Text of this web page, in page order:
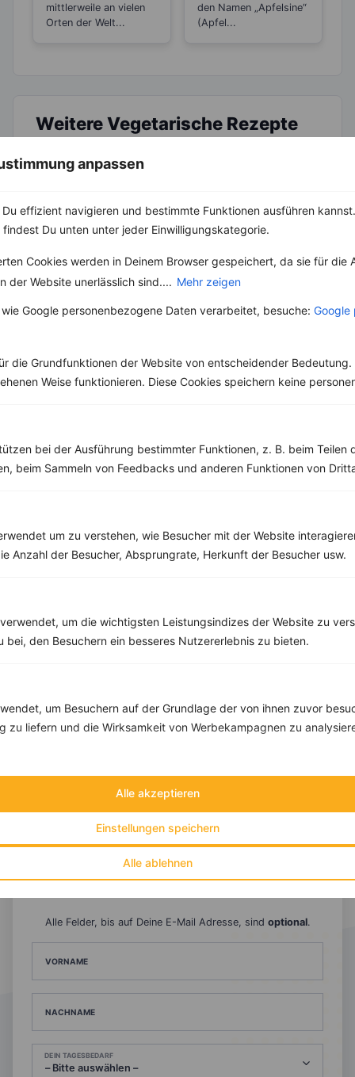
anpassen
effizient navigieren und bestimmte Funktionen ausführen
Du unten unter jeder Einwilligungskategorie.
Cookies werden in Deinem Browser gespeichert, da sie für die
der Website unerlässlich sind.... Mehr zeigen
Google personenbezogene Daten verarbeitet, besuche: Google
die Grundfunktionen der Website von entscheidender Bedeutung.
Weise funktionieren. Diese Cookies speichern keine
bei der Ausführung bestimmter Funktionen, z. B. beim Teilen
beim Sammeln von Feedbacks und anderen Funktionen von
um zu verstehen, wie Besucher mit der Website
Anzahl der Besucher, Absprungrate, Herkunft der Besucher usw.
um die wichtigsten Leistungsindizes der Website zu
bei, den Besuchern ein besseres Nutzererlebnis zu bieten.
um Besuchern auf der Grundlage der von ihnen zuvor
zu liefern und die Wirksamkeit von Werbekampagnen zu
Alle ablehnen
Einstellungen speichern
Alle akzeptieren
mittlerweile an vielen
Orten der Welt...
den Namen „Apfelsine“
(Apfel...
Weitere Vegetarische Rezepte
‹ ›
Kalorien:239 kcal
Fett:12 g
Kohlehydrate: 13 g
Rezepte
‹ ›
Kalorien:356 kcal
Fett:14 g
Gutschein für unseren Shop
Tipps & Tricks Aktionen & Rabatte
Rezept-Empfehlungen
Alle Felder, bis auf Deine E-Mail Adresse, sind optional.
VORNAME
NACHNAME
DEIN TAGESBEDARF